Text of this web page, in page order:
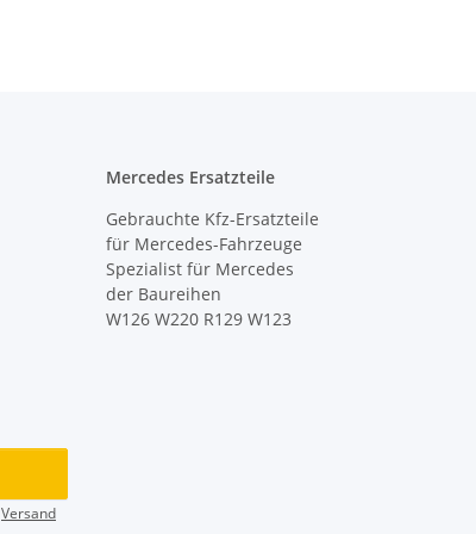
Mercedes Ersatzteile
Gebrauchte Kfz-Ersatzteile
für Mercedes-Fahrzeuge
Spezialist für Mercedes
der Baureihen
W126 W220 R129 W123
Versand